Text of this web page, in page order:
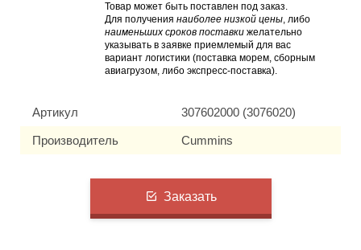
Товар может быть поставлен под заказ.
Для получения наиболее низкой цены, либо
наименьших сроков поставки желательно
указывать в заявке приемлемый для вас
вариант логистики (поставка морем, сборным
авиагрузом, либо экспресс-поставка).
Артикул 307602000 (3076020)
Производитель Cummins
Заказать